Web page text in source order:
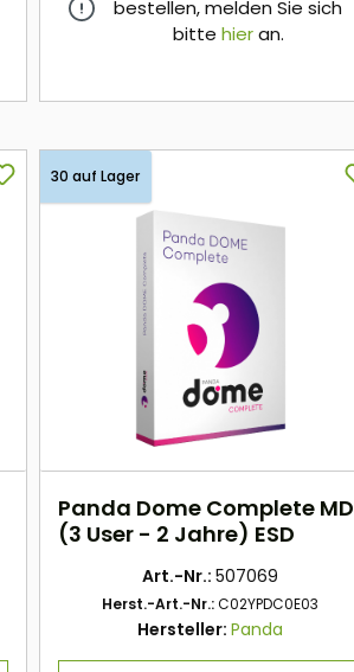
bestellen, melden Sie sich
bitte hieran.
30 auf Lager
Panda Dome Complete MD
(3 User - 2 Jahre) ESD
Art.-Nr.:507069
Herst.-Art.-Nr.:C02YPDC0E03
Hersteller:Panda